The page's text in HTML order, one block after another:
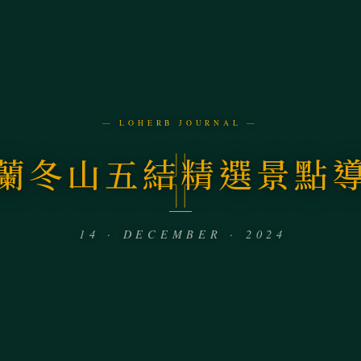
— LOHERB JOURNAL —
冬山五結精選景點
14 · DECEMBER · 2024